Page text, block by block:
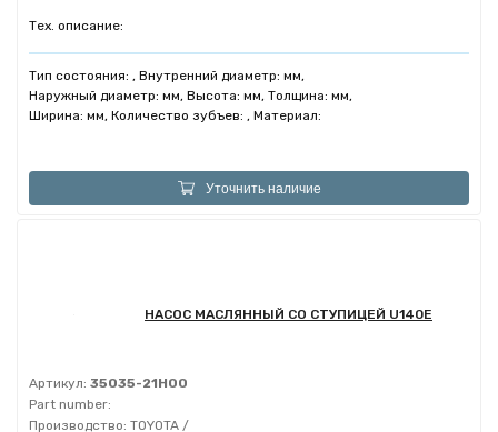
Тех. описание:
Тип состояния: , Внутренний диаметр: мм,
Наружный диаметр: мм, Высота: мм, Толщина: мм,
Ширина: мм, Количество зубъев: , Материал:
Уточнить наличие
НАСОС МАСЛЯННЫЙ СО СТУПИЦЕЙ U140E
Артикул: 35035-21H00
Part number:
Производство: TOYOTA /